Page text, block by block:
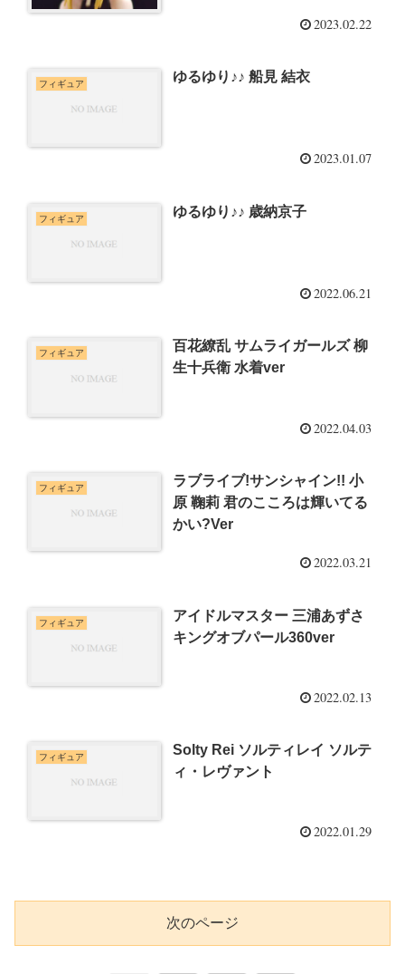
2023.02.22
フィギュア ゆるゆり♪♪ 船見 結衣
2023.01.07
フィギュア ゆるゆり♪♪ 歳納京子
2022.06.21
フィギュア
百花繚乱 サムライガールズ 柳
生十兵衛 水着ver
2022.04.03
フィギュア
ラブライブ!サンシャイン!! 小
原 鞠莉 君のこころは輝いてる
かい?Ver
2022.03.21
フィギュア
アイドルマスター 三浦あずさ
キングオブパール360ver
2022.02.13
フィギュア
Solty Rei ソルティレイ ソルテ
ィ・レヴァント
2022.01.29
次のページ